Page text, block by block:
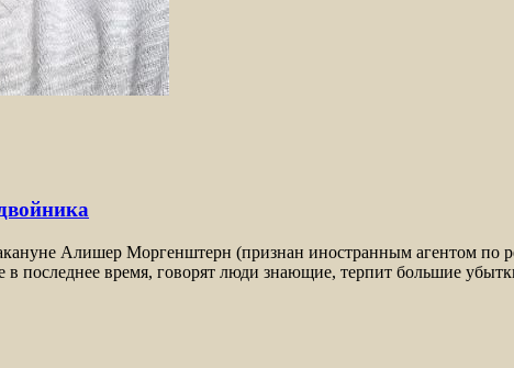
Алишер Моргенштерн (признан иностранным агентом
в последнее время, говорят люди знающие, терпит большие